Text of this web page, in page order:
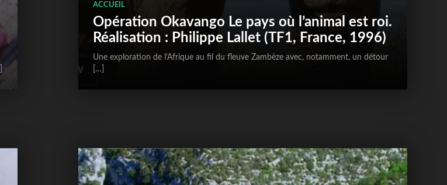
ACCUEIL
Opération Okavango Le pays où l’animal est roi.
­Réalisation : Philippe Lallet (TF1, France, 1996)
Une exploration de l’Afrique au fil du fleuve Zambèze avec, notamment, un détour
[…]